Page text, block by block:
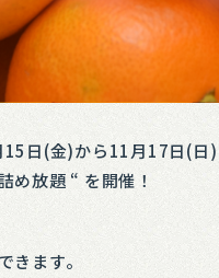
15日(金)から11月17日(日)
め放題 “ を開催！
きます。